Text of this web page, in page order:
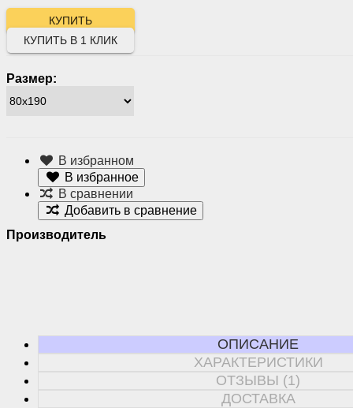
Размер:
КУПИТЬ В 1 КЛИК
В избранном
В избранное
В сравнении
Добавить в сравнение
Производитель
ОПИСАНИЕ
ХАРАКТЕРИСТИКИ
ОТЗЫВЫ (1)
ДОСТАВКА